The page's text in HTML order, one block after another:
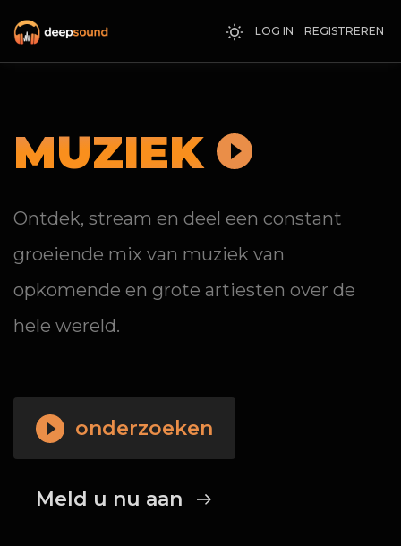
LOG IN REGISTREREN
MUZIEK
Ontdek, stream en deel een constant
groeiende mix van muziek van
opkomende en grote artiesten over de
hele wereld.
onderzoeken
Meld u nu aan